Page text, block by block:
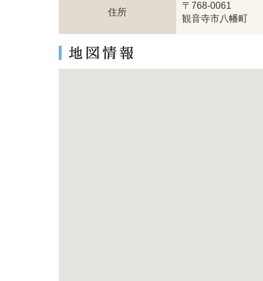
住所
〒768-0061
観音寺市八幡町